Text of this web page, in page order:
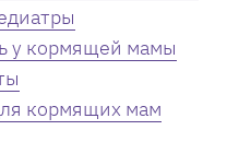
у кормящей мамы
кормящих мам